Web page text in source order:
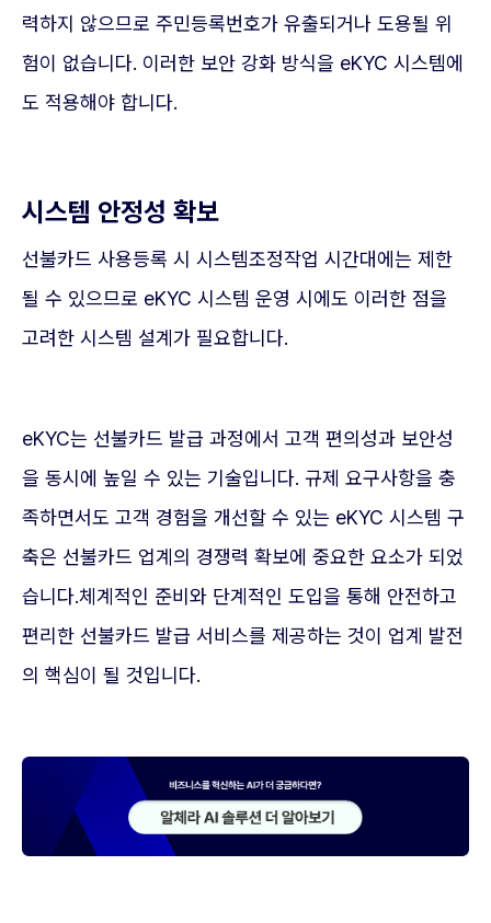
력하지 않으므로 주민등록번호가 유출되거나 도용될 위
험이 없습니다. 이러한 보안 강화 방식을 eKYC 시스템에
도 적용해야 합니다.
시스템 안정성 확보
선불카드 사용등록 시 시스템조정작업 시간대에는 제한
될 수 있으므로 eKYC 시스템 운영 시에도 이러한 점을
고려한 시스템 설계가 필요합니다.
eKYC는 선불카드 발급 과정에서 고객 편의성과 보안성
을 동시에 높일 수 있는 기술입니다. 규제 요구사항을 충
족하면서도 고객 경험을 개선할 수 있는 eKYC 시스템 구
축은 선불카드 업계의 경쟁력 확보에 중요한 요소가 되었
습니다.체계적인 준비와 단계적인 도입을 통해 안전하고
편리한 선불카드 발급 서비스를 제공하는 것이 업계 발전
의 핵심이 될 것입니다.